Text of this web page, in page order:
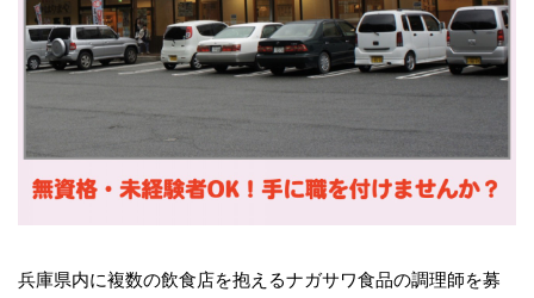
兵庫県内に複数の飲食店を抱えるナガサワ食品の調理師を募